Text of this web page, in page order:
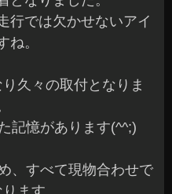
行では欠かせないアイ
ね。
久々の取付となりま
記憶があります(^^;)
、すべて現物合わせで
ます。